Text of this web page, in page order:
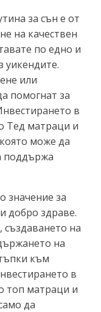
за сън е от
на качествен
по едно и
уикендите.
или
помогнат за
в
Тед матраци и
може да
поддържа
значение за
добро здраве.
на
на
към
в
топ матраци и
да